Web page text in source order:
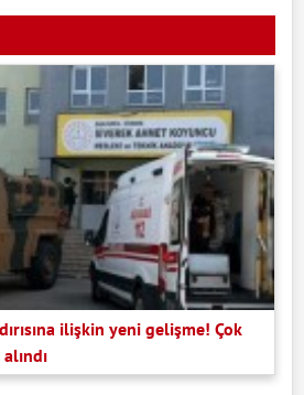
ilişkin yeni gelişme! Çok